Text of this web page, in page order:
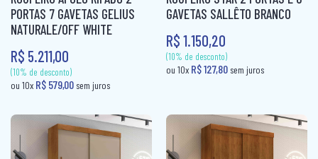
PORTAS 7 GAVETAS GELIUS
NATURALE/OFF WHITE
R$ 5.211,00
GAVETAS SALLÊTO BRANCO
R$ 1.150,20